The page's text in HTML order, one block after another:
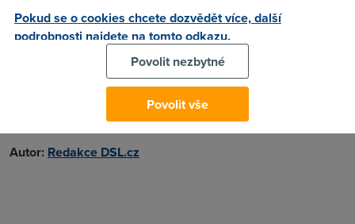
Miloš Felix, lídr mobilní divize společnosti Etnetera, k tomu
dodává, že cílem bylo jipřizpůsobit všem platformám
kterých lze O2 TV sledovat."Snažili jsme se, aby aplikace
byla nadčasová. Využili jsme protonejmodernější
programovací jazyky i design ,"sděluje Miloš Felix.
Autor: Redakce DSL.cz
Pokud se o cookies chcete dozvědět více, další
podrobnosti najdete na tomto odkazu.
Povolit nezbytné
Povolit vše